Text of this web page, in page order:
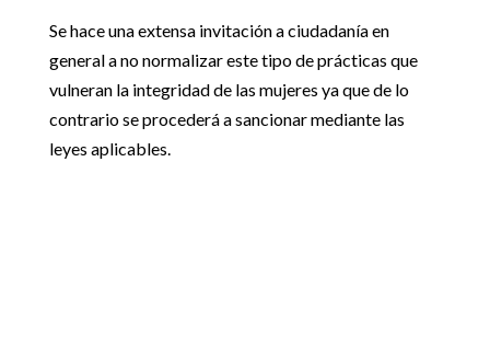
Se hace una extensa invitación a ciudadanía en
general a no normalizar este tipo de prácticas que
vulneran la integridad de las mujeres ya que de lo
contrario se procederá a sancionar mediante las
leyes aplicables.